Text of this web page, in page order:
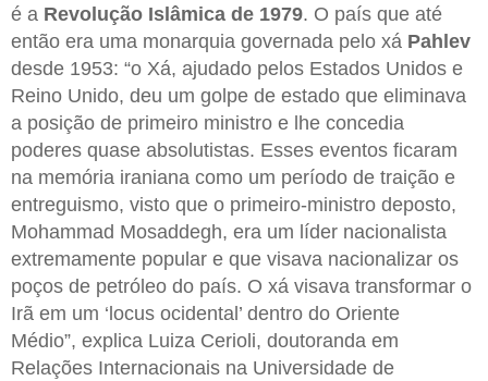
é a Revolução Islâmica de 1979. O país que até
então era uma monarquia governada pelo xá Pahlev
desde 1953: “o Xá, ajudado pelos Estados Unidos e
Reino Unido, deu um golpe de estado que eliminava
a posição de primeiro ministro e lhe concedia
poderes quase absolutistas. Esses eventos ficaram
na memória iraniana como um período de traição e
entreguismo, visto que o primeiro-ministro deposto,
Mohammad Mosaddegh, era um líder nacionalista
extremamente popular e que visava nacionalizar os
poços de petróleo do país. O xá visava transformar o
Irã em um ‘locus ocidental’ dentro do Oriente
Médio”, explica Luiza Cerioli, doutoranda em
Relações Internacionais na Universidade de